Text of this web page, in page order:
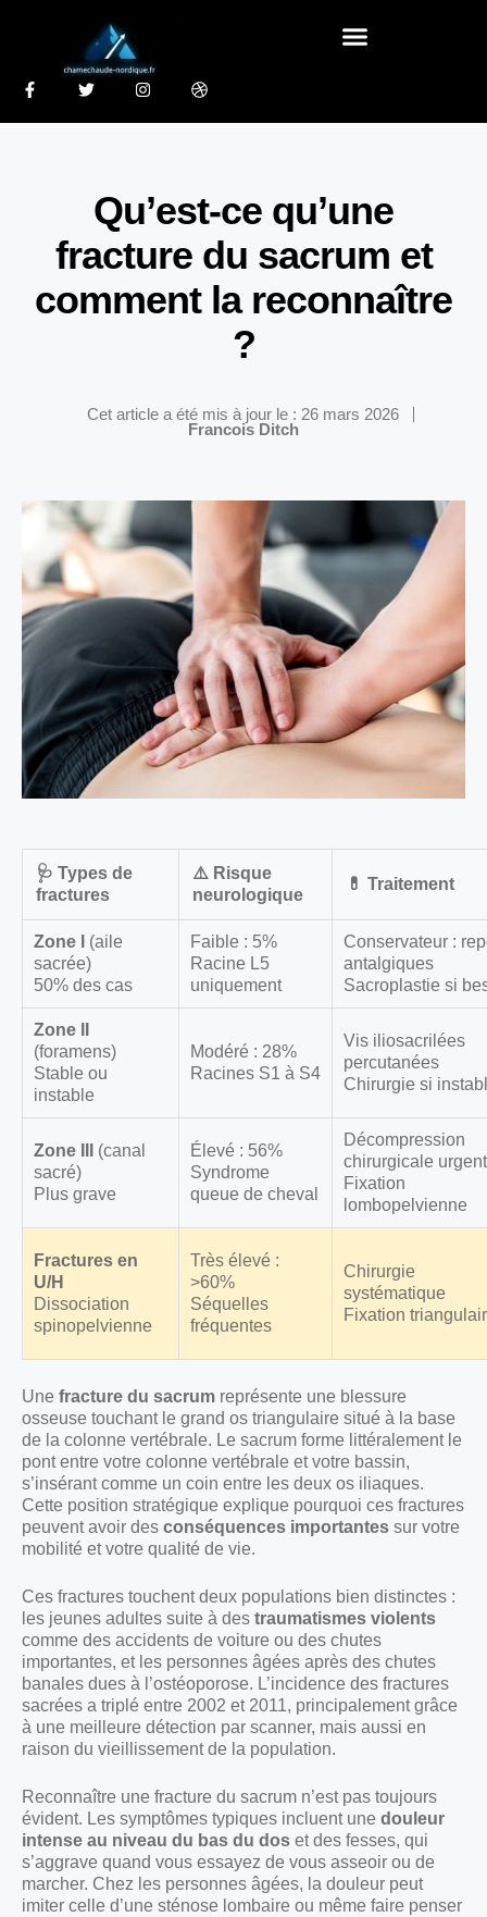
Qu’est-ce qu’une
fracture du sacrum et
comment la reconnaître
?
Cet article a été mis à jour le : 26 mars 2026
Francois Ditch
🩺 Types de
fractures
⚠️ Risque
neurologique
💊 Traitement
Zone I
(aile
sacrée)
50% des cas
Faible : 5%
Racine L5
uniquement
Conservateur :
antalgiques
Sacroplastie si
Zone II
(foramens)
Stable ou
instable
Modéré : 28%
Racines S1 à S4
Vis iliosacrilées
percutanées
Chirurgie si
Zone III
(canal
sacré)
Plus grave
Élevé : 56%
Syndrome
queue de cheval
Décompression
chirurgicale
Fixation
lombopelvienne
Fractures en
U/H
Dissociation
spinopelvienne
Très élevé :
>60%
Séquelles
fréquentes
Chirurgie
systématique
Fixation
Une fracture du sacrum représente une blessure
osseuse touchant le grand os triangulaire situé à la base
de la colonne vertébrale. Le sacrum forme littéralement le
pont entre votre colonne vertébrale et votre bassin,
s’insérant comme un coin entre les deux os iliaques.
Cette position stratégique explique pourquoi ces fractures
peuvent avoir des conséquences importantes sur votre
mobilité et votre qualité de vie.
Ces fractures touchent deux populations bien distinctes :
les jeunes adultes suite à des traumatismes violents
comme des accidents de voiture ou des chutes
importantes, et les personnes âgées après des chutes
banales dues à l’ostéoporose. L’incidence des fractures
sacrées a triplé entre 2002 et 2011, principalement grâce
à une meilleure détection par scanner, mais aussi en
raison du vieillissement de la population.
Reconnaître une fracture du sacrum n’est pas toujours
évident. Les symptômes typiques incluent une douleur
intense au niveau du bas du dos et des fesses, qui
s’aggrave quand vous essayez de vous asseoir ou de
marcher. Chez les personnes âgées, la douleur peut
imiter celle d’une sténose lombaire ou même faire penser